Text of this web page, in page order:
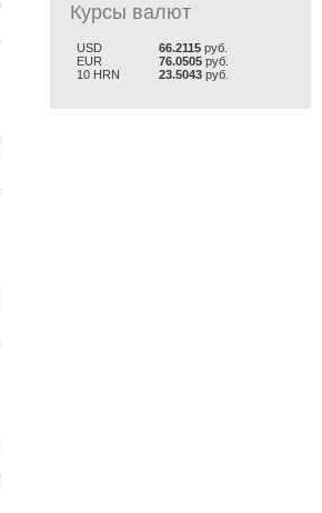
Курсы валют
USD 66.2115руб.
EUR
76.0505руб.
10 HRN
23.5043руб.